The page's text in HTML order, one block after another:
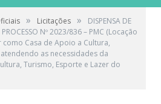
» Licitações »
DISPENSA DE
Nº 2023/836 – PMC (Locação
Casa de Apoio a Cultura,
as necessidades da
Turismo, Esporte e Lazer do